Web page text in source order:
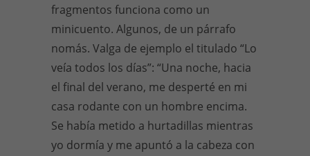
fragmentos funciona como un
minicuento. Algunos, de un párrafo
nomás. Valga de ejemplo el titulado “Lo
veía todos los días”: “Una noche, hacia
el final del verano, me desperté en mi
casa rodante con un hombre encima.
Se había metido a hurtadillas mientras
yo dormía y me apuntó a la cabeza con